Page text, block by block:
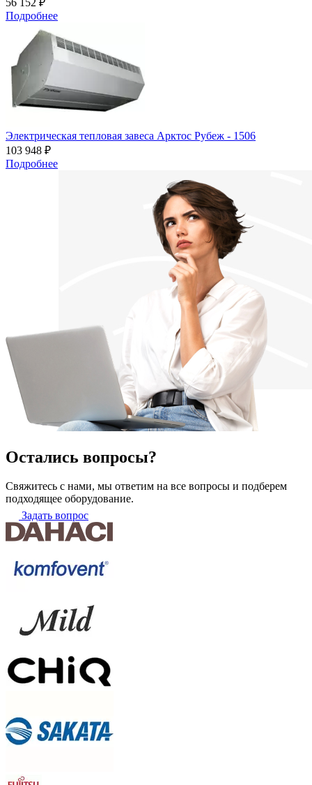
Подробнее
Электрическая тепловая завеса Арктос Рубеж - 1506
103 948 ₽
Подробнее
Остались вопросы?
Свяжитесь с нами, мы ответим на все вопросы и подберем
подходящее оборудование.
Задать вопрос